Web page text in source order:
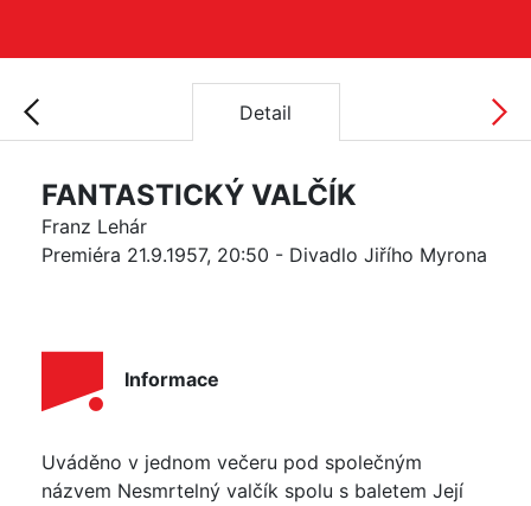
Detail
FANTASTICKÝ VALČÍK
Franz Lehár
Premiéra 21.9.1957, 20:50 - Divadlo Jiřího Myrona
Informace
Uváděno v jednom večeru pod společným
názvem Nesmrtelný valčík spolu s baletem Její